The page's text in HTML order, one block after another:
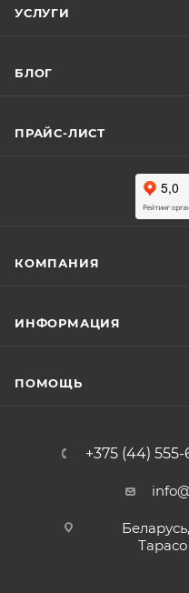
УСЛУГИ
БЛОГ
ПРАЙС-ЛИСТ
КОМПАНИЯ
ИНФОРМАЦИЯ
ПОМОЩЬ
+375 (44) 555-